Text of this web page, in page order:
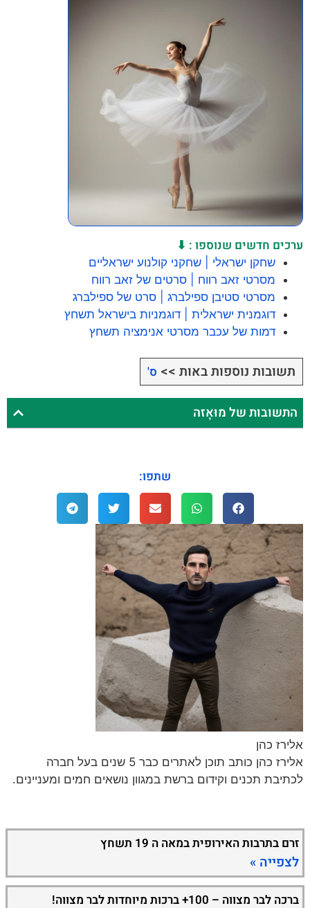
ערכים חדשים שנוספו : ⬇
שחקן ישראלי | שחקני קולנוע ישראליים
מסרטי זאב רווח | סרטים של זאב רווח
מסרטי סטיבן ספילברג | סרט של ספילברג
דוגמנית ישראלית | דוגמניות בישראל תשחץ
דמות של עכבר מסרטי אנימציה תשחץ
תשובות נוספות באות >> ס'
התשובות של מוּאָזה
שתפו:
אלירז כהן
אלירז כהן כותב תוכן לאתרים כבר 5 שנים בעל חברה
לכתיבת תכנים וקידום ברשת במגוון נושאים חמים ומעניינים.
זרם בתרבות האירופית במאה ה 19 תשחץ
לצפייה »
ברכה לבר מצווה – 100+ ברכות מיוחדות לבר מצווה!